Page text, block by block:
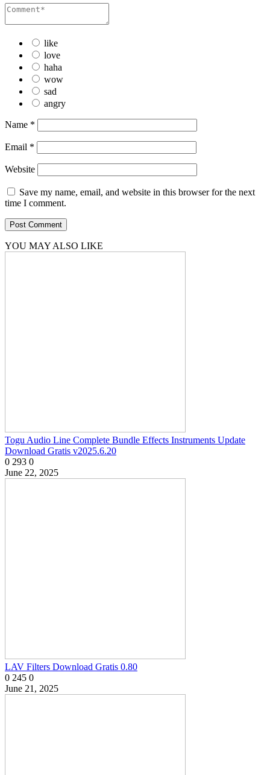
like
love
haha
wow
sad
angry
Name *
Email *
Website
Save my name, email, and website in this browser for the next
time I comment.
YOU MAY ALSO LIKE
Togu Audio Line Complete Bundle Effects Instruments Update
Download Gratis v2025.6.20
0 293 0
June 22, 2025
LAV Filters Download Gratis 0.80
0 245 0
June 21, 2025